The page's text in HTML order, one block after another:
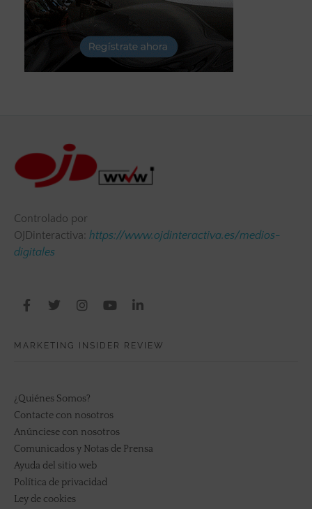
Controlado por
OJDinteractiva: https://www.ojdinteractiva.es/medios-
digitales
MARKETING INSIDER REVIEW
¿Quiénes Somos?
Contacte con nosotros
Anúnciese con nosotros
Comunicados y Notas de Prensa
Ayuda del sitio web
Política de privacidad
Ley de cookies